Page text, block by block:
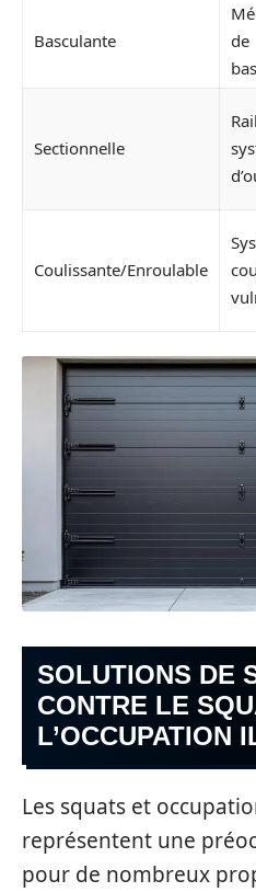
Basculante
de
Sectionnelle
Coulissante/Enroulable
SOLUTIONS DE
CONTRE LE
L’OCCUPATION
Les squats et
représentent une
pour de nombreux